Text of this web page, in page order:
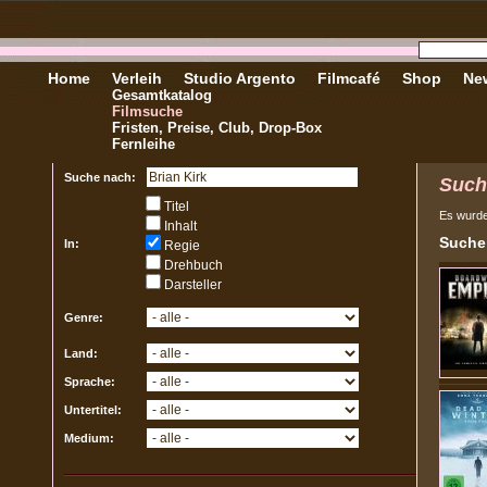
Home Verleih
Gesamtkatalog
Filmsuche
Fristen, Preise, Club, Drop-Box
Fernleihe
Studio Argento Filmcafé Shop
Suche nach:
In:
Titel
Inhalt
Regie
Drehbuch
Darsteller
Genre:
Land:
Sprache:
Untertitel:
Medium:
Es